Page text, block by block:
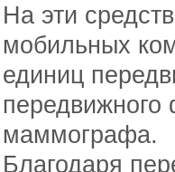
На эти
мобильных
единиц
маммографа.
Благодаря